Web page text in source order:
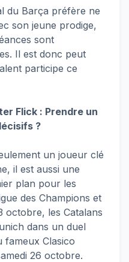
du Barça préfère ne
son jeune prodige,
sont
Il est donc peut
participe ce
Flick : Prendre un
?
un joueur clé
il est aussi une
plan pour les
des Champions et
octobre, les Catalans
dans un duel
fameux Clasico
26 octobre.